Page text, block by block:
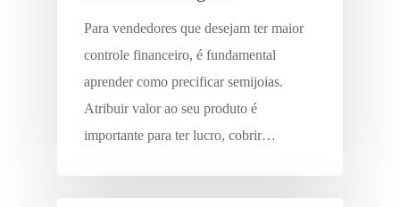
Para vendedores que desejam ter maior
controle financeiro, é fundamental
aprender como precificar semijoias.
Atribuir valor ao seu produto é
importante para ter lucro, cobrir…